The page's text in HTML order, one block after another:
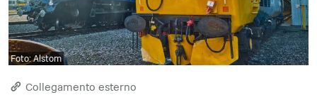
Foto: Alstom
Collegamento esterno